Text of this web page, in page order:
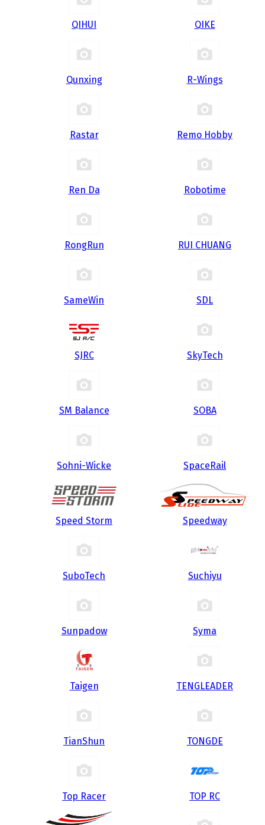
QIHUI QIKE
Qunxing R-Wings
Rastar Remo Hobby
Ren Da Robotime
RongRun RUI CHUANG
SameWin SDL
SJRC SkyTech
SM Balance SOBA
Sohni-Wicke SpaceRail
Speed Storm Speedway
SuboTech Suchiyu
Sunpadow Syma
Taigen TENGLEADER
TianShun TONGDE
Top Racer TOP RC